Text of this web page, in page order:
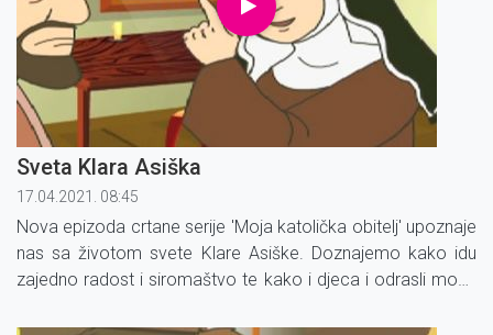
Sveta Klara Asiška
17.04.2021. 08:45
Nova epizoda crtane serije 'Moja katolička obitelj' upoznaje
nas sa životom svete Klare Asiške. Doznajemo kako idu
zajedno radost i siromaštvo te kako i djeca i odrasli mogu